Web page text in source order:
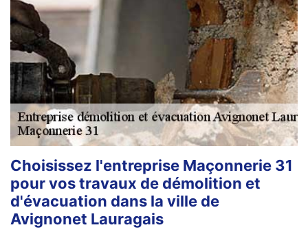
Choisissez l'entreprise Maçonnerie 31
pour vos travaux de démolition et
d'évacuation dans la ville de
Avignonet Lauragais